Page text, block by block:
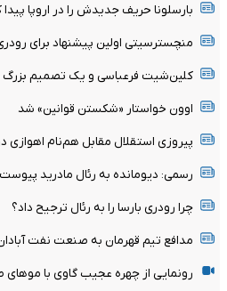
بارسلونا حریف جدیدش را در اروپا پیدا
منچسترسیتی اولین پیشنهاد برای
کلین‌شیت فرعباسی و یک تصمیم بزرگ
اوون خواستار «شکستن قوانین» شد
پیروزی استقلال مقابل هم‌نام اهوازی
رسمی: دیومانده به رئال مادرید پیوست
چرا رودری بارسا را به رئال ترجیح داد؟
مدافع تیم قهرمان به صنعت نفت
رونمایی از چهره عجیب گاوی با